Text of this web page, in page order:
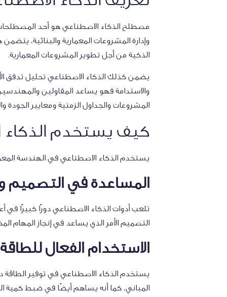
مصطلح الذكاء الاصطناعي هو أحد
وإدارة المشروعات المعمارية والبنائية،
الذكية من أجل تطوير المشروعات المعمارية.
يضمن كذلك الذكاء الاصطناعي تحليل تدفق
والاستدامة فهو يساعد المقاولين
المشروعات والجداول الزمنية ومعايير الجودة
كيف يستخدم الذكاء
يستخدم الذكاء الاصطناعي في الهندسة
المساعدة في التصميم
تلعب أدوات الذكاء الاصطناعي دورًا كبيرًا
التصميم الأمر الذي يساعد في إنجاز المهام
الاستخدام الفعال
يستخدم الذكاء الاصطناعي في توفير
المباني، كما أنه يساهم أيضًا في ضبط كمية